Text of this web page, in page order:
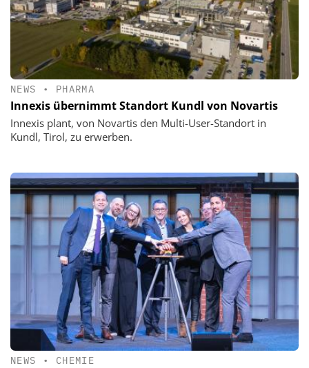
NEWS • PHARMA
Innexis übernimmt Standort Kundl von Novartis
Innexis plant, von Novartis den Multi-User-Standort in
Kundl, Tirol, zu erwerben.
NEWS • CHEMIE